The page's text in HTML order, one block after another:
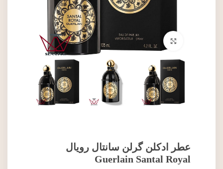
برای بزرگنمایی کلیک کنید
عطر ادکلن گرلن سانتال رویال
Guerlain Santal Royal